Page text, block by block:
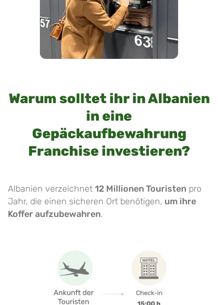
Warum solltet ihr in Albanien
in eine
Gepäckaufbewahrung
Franchise investieren?
Albanien verzeichnet 12 Millionen Touristen pro
Jahr, die einen sicheren Ort benötigen, um ihre
Koffer aufzubewahren.